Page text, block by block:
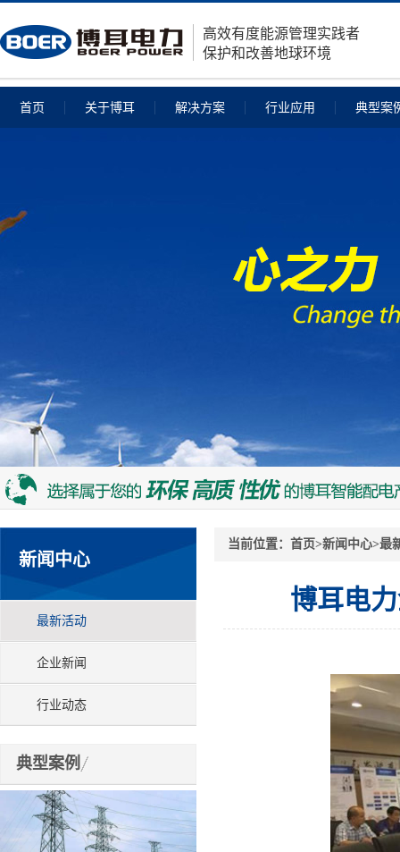
高效有度能源管理实践者
保护和改善地球环境
首页 关于博耳 解决方案 行业应用 典型案
新闻中心
最新活动
企业新闻
行业动态
典型案例
当前位置： 首页>新闻中心>最
博耳电